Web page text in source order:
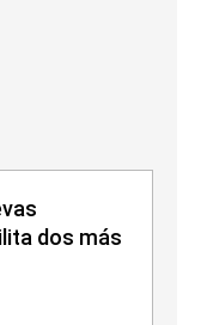
dos más